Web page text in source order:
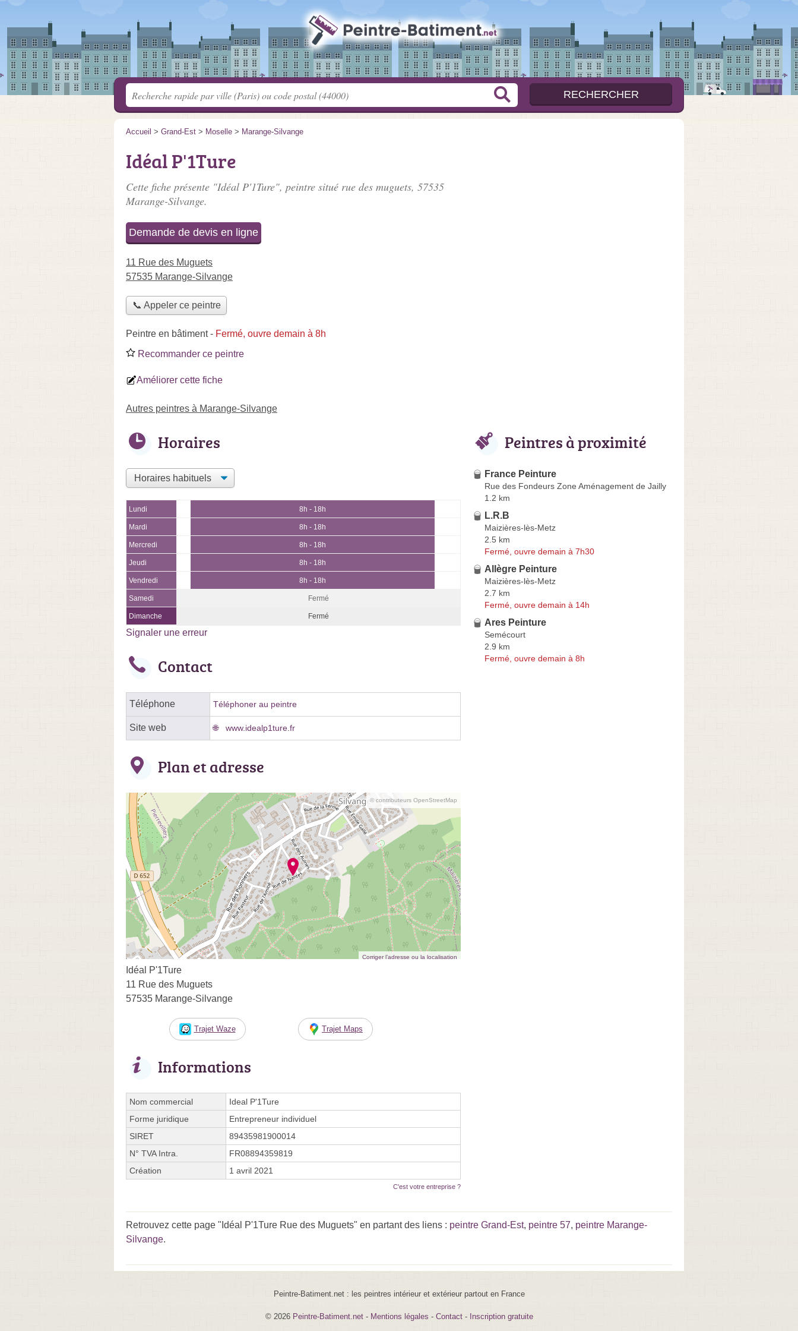
Accueil > Grand-Est > Moselle > Marange-Silvange
Idéal P'1Ture
Cette fiche présente "Idéal P'1Ture", peintre situé rue des muguets, 57535
Marange-Silvange.
Demande de devis en ligne
11 Rue des Muguets
57535 Marange-Silvange
📞 Appeler ce peintre
Peintre en bâtiment- Fermé, ouvre demain à 8h
Recommander ce peintre
Améliorer cette fiche
Autres peintres à Marange-Silvange
Horaires
Lundi 8h - 18h
Mardi 8h - 18h
Mercredi 8h - 18h
Jeudi 8h - 18h
Vendredi 8h - 18h
Samedi Fermé
Dimanche Fermé
Signaler une erreur
Contact
Téléphone Téléphoner au peintre
Site web www.idealp1ture.fr
Plan et adresse
© contributeurs OpenStreetMap
Corriger l’adresse ou la localisation
Idéal P'1Ture
11 Rue des Muguets
57535 Marange-Silvange
Trajet Waze Trajet Maps
Informations
Nom commercial
Ideal P'1Ture
Forme juridique
Entrepreneur individuel
SIRET
89435981900014
N° TVA Intra.
FR08894359819
Création
1 avril 2021
C'est votre entreprise ?
Peintres à proximité
France Peinture
Rue des Fondeurs Zone Aménagement de Jailly
1.2 km
L.R.B
Maizières-lès-Metz
2.5 km
Fermé, ouvre demain à 7h30
Allègre Peinture
Maizières-lès-Metz
2.7 km
Fermé, ouvre demain à 14h
Ares Peinture
Semécourt
2.9 km
Fermé, ouvre demain à 8h
Retrouvez cette page "Idéal P'1Ture Rue des Muguets" en partant des liens : peintre Grand-Est, peintre 57, peintre Marange-
Silvange.
Peintre-Batiment.net : les peintres intérieur et extérieur partout en France
© 2026 Peintre-Batiment.net - Mentions légales - Contact- Inscription gratuite